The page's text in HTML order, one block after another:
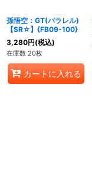
孫悟空：GT(パラレル)
【SR☆】{FB09-100}
3,280円(税込)
在庫数 20枚
カートに入れる